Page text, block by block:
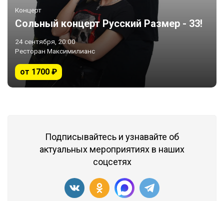
Концерт
Сольный концерт Русский Размер - 33!
24 сентября, 20:00
Ресторан Максимилианс
от 1700 ₽
Подписывайтесь и узнавайте об
актуальных мероприятиях в наших
соцсетях